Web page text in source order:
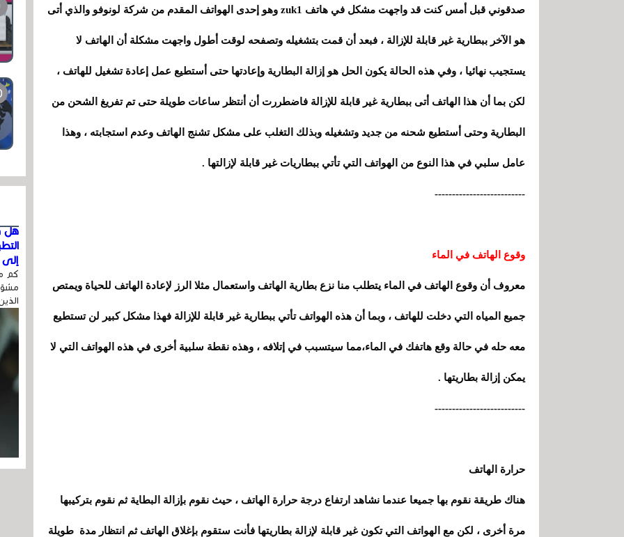
صدقوني قبل أمس كنت قد واجهت مشكل في هاتف zuk1 وهو إحدى الهواتف المقدم من شركة لونوفو والذي أتى
هو الآخر ببطارية غير قابلة للإزالة ، فبعد أن قمت بتشغيله وتصفحه لوقت أطول واجهت مشكلة أن الهاتف لا
يستجيب نهائيا ، وفي هذه الحالة يكون الحل هو إزالة البطارية وإعادتها حتى أستطيع عمل إعادة تشغيل للهاتف ،
لكن بما أن هذا الهاتف أتى ببطارية غير قابلة للإزالة فاضطررت أن أنتظر ساعات طويلة حتى تم تفريغ الشحن من
البطارية وحتى أستطيع شحنه من جديد وتشغيله وبذلك التغلب على مشكل تشنج الهاتف وعدم استجابته ، وهذا
عامل سلبي في هذا النوع من الهواتف التي تأتي ببطاريات غير قابلة لإزالتها .
--------------------------
وقوع الهاتف في الماء
معروف أن وقوع الهاتف في الماء يتطلب منا نزع بطارية الهاتف واستعمال مثلا الرز لإعادة الهاتف للحياة ويمتص
جميع المياه التي دخلت للهاتف ، وبما أن هذه الهواتف تأتي ببطارية غير قابلة للإزالة فهذا مشكل كبير لن تستطيع
معه حله في حالة وقع هاتفك في الماء،مما سيتسبب في إتلافه ، وهذه نقطة سلبية أخرى في هذه الهواتف التي لا
يمكن إزالة بطاريتها .
--------------------------
حرارة الهاتف
هناك طريقة نقوم بها جميعا عندما نشاهد ارتفاع درجة حرارة الهاتف ، حيث نقوم بإزالة البطاية ثم نقوم بتركيبها
مرة أخرى ، لكن مع الهواتف التي تكون غير قابلة لإزالة بطاريتها فأنت ستقوم بإغلاق الهاتف ثم انتظار مدة طويلة
هل
إلى
كم